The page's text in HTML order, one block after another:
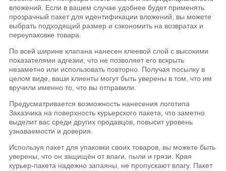
вложений. Если в вашем случае удобнее будет применять
прозрачный пакет для идентификации вложений, вы можете
выбрать подходящий размер и сэкономить на возвратах и
переупаковке товара.
По всей ширине клапана нанесен клеевой слой с высокими
показателями адгезии, что не позволяет его вскрыть
незаметно или использовать повторно. Получая посылку в
целом виде, ваши клиенты могут быть уверены в том, что им
вручили именно то, что вы отправили.
Предусматривается возможность нанесения логотипа
Заказчика на поверхность курьерского пакета, что заметно
выделит вас среди других продавцов, повысит уровень
узнаваемости и доверия.
Используя пакет для упаковки своих товаров, вы можете быть
уверены, что он защищён от влаги, пыли и грязи. Края
курьер-пакета надежно запаяны, не пропускают влагу. Пакет